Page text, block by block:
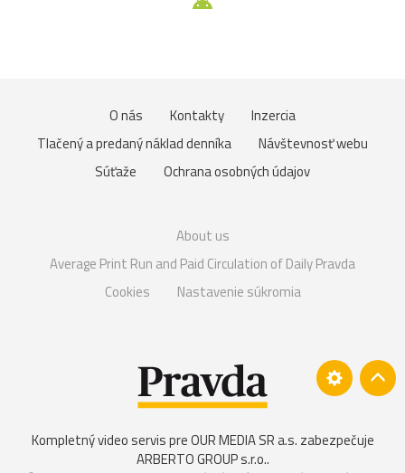
O nás Kontakty
Inzercia
Tlačený a predaný náklad denníka
Návštevnosť webu
Súťaže
Ochrana osobných údajov
About us
Average Print Run and Paid Circulation of Daily Pravda
Cookies
Nastavenie súkromia
Kompletný video servis pre OUR MEDIA SR a.s. zabezpečuje
ARBERTO GROUP s.r.o..